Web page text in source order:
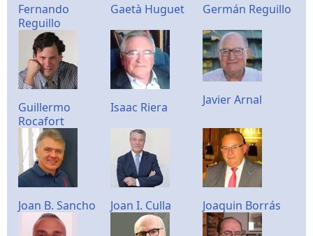
Fernando
Reguillo
Gaetà Huguet Germán Reguillo
Guillermo
Rocafort
Isaac Riera Javier Arnal
Joan B. Sancho Joan I. Culla Joaquin Borrás